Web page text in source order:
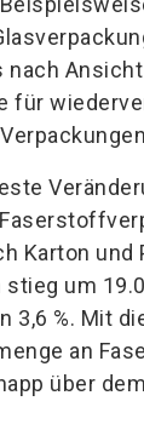
nach
für
Karton und
um
3,6 %. Mit
an
über